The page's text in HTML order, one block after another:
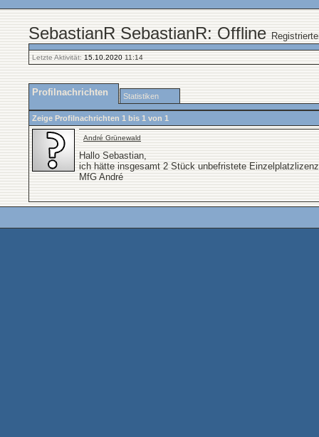
SebastianR SebastianR: Offline
Letzte Aktivität: 15.10.2020 11:14
Profilnachrichten Statistiken
Zeige Profilnachrichten 1 bis 1 von 1
André Grünewald
Hallo Sebastian,
ich hätte insgesamt 2 Stück unbefristete
MfG André